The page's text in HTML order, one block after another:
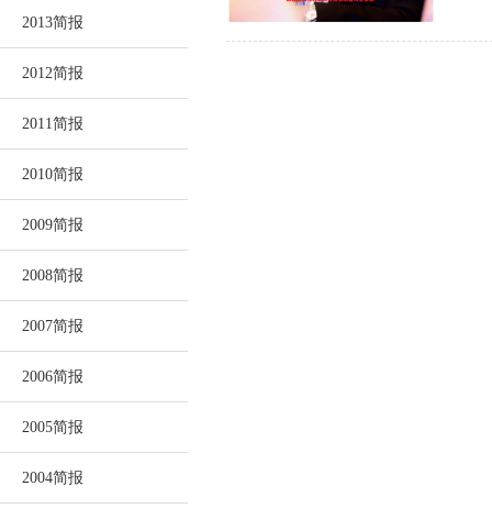
2013简报
2012简报
2011简报
2010简报
2009简报
2008简报
2007简报
2006简报
2005简报
2004简报